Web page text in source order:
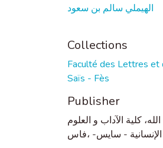
الهيملي سالم بن سعود
Collections
Faculté des Lettres et
Saïs - Fès
Publisher
كلية الآداب و العلوم
الإنسانية - سايس- ،فاس